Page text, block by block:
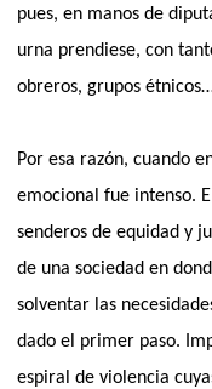
pues, en manos de
urna prendiese, con
obreros, grupos
Por esa razón, cuando
emocional fue intenso.
senderos de equidad y
de una sociedad en
solventar las
dado el primer paso.
espiral de violencia